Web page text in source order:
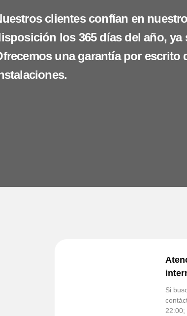
clientes confían en
los 365 días del año,
una garantía por escrito
Si
22:00;